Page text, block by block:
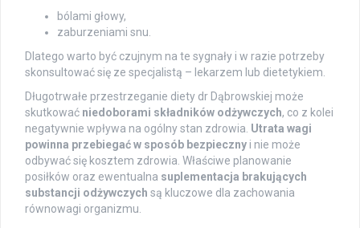
bólami głowy,
zaburzeniami snu.
Dlatego warto być czujnym na te sygnały i w razie potrzeby
skonsultować się ze specjalistą – lekarzem lub dietetykiem.
Długotrwałe przestrzeganie diety dr Dąbrowskiej może
skutkować niedoborami składników odżywczych, co z kolei
negatywnie wpływa na ogólny stan zdrowia. Utrata wagi
powinna przebiegać w sposób bezpieczny i nie może
odbywać się kosztem zdrowia. Właściwe planowanie
posiłków oraz ewentualna suplementacja brakujących
substancji odżywczych są kluczowe dla zachowania
równowagi organizmu.